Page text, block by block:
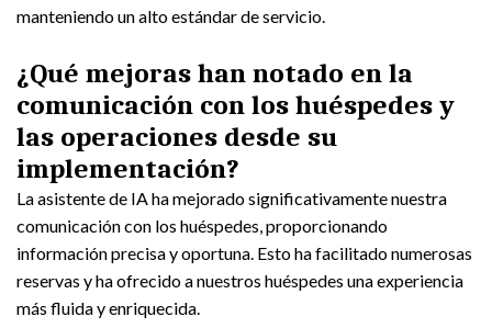
manteniendo un alto estándar de servicio.
¿Qué mejoras han notado en la
comunicación con los huéspedes y
las operaciones desde su
implementación?
La asistente de IA ha mejorado significativamente nuestra
comunicación con los huéspedes, proporcionando
información precisa y oportuna. Esto ha facilitado numerosas
reservas y ha ofrecido a nuestros huéspedes una experiencia
más fluida y enriquecida.